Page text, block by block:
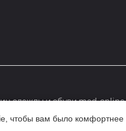
вам было комфортнее
одежды и обуви med-